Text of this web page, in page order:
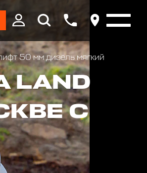
50 мм дизель мягкий
LAND
С